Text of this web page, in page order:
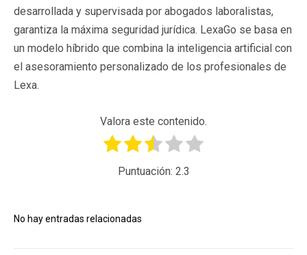
desarrollada y supervisada por abogados laboralistas,
garantiza la máxima seguridad jurídica. LexaGo se basa en
un modelo híbrido que combina la inteligencia artificial con
el asesoramiento personalizado de los profesionales de
Lexa.
Valora este contenido.
Puntuación: 2.3
No hay entradas relacionadas